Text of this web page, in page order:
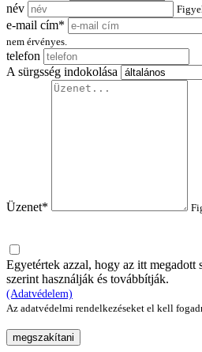
név
e-mail cím*
nem érvényes.
telefon
A sürgsség indokolása
Üzenet*
Egyetértek azzal, hogy az itt megadott
szerint használják és továbbítják.
(Adatvédelem)
Az adatvédelmi rendelkezéseket el kell
megszakítani